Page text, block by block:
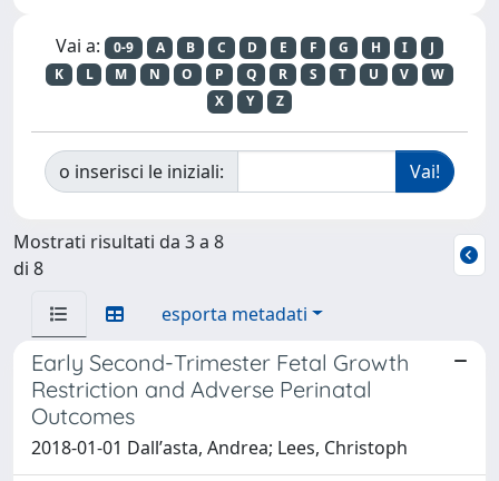
Vai a: 0-9 A B C D E F G H I
J
K
L M N O P Q R S T U V
W
X
Y Z
o inserisci le iniziali:
Mostrati risultati da 3 a 8
di 8
esporta metadati
Early Second-Trimester Fetal Growth
Restriction and Adverse Perinatal
Outcomes
2018-01-01 Dallʼasta, Andrea; Lees, Christoph